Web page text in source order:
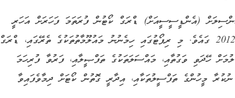
(އެންޑީސީސީއަށް) ޑްރަގް ކޯޓުން ފުރަތަމަ ފަހަރަށް އަހަރީ
ރިޕޯޓު ހުށަހެޅީ 16 ޑިސެމްބަރު 2012 ގައެވެ. މި ރިޕޯޓުގައި ހިމެނުނު މައުލޫމާތުތަކުގެ ތެރޭގައި، ޑްރަގް
ހޭދަވި ވަގުތާއި، މައްސަލަތަކުގެ ތަފްޞީލާއި، ފަރުވާ ފުރިހަމަ
މީހުންގެ ތަފްސީލުތަކާއި، އިދާރީ ގޮތުން ކޯޓަށް ދިމާވެފައިވާ